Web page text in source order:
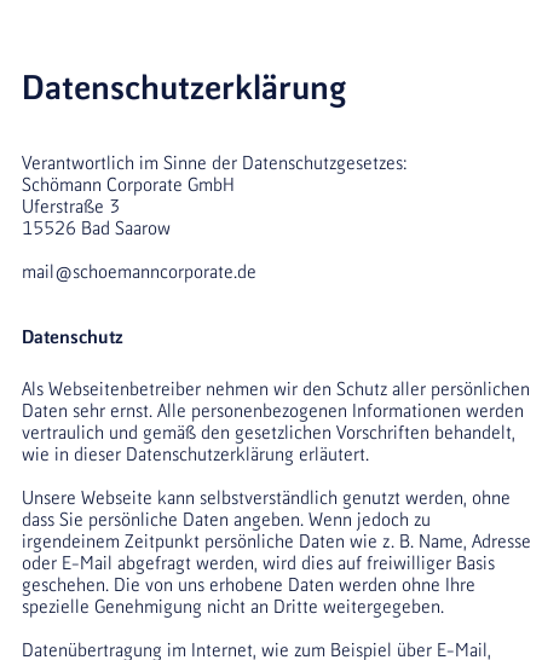
Datenschutzerklärung
Verantwortlich im Sinne der Datenschutzgesetzes:
Schömann Corporate GmbH
Uferstraße 3
15526 Bad Saarow
mail@schoemanncorporate.de
Datenschutz
Als Webseitenbetreiber nehmen wir den Schutz aller persönlichen
Daten sehr ernst. Alle personenbezogenen Informationen werden
vertraulich und gemäß den gesetzlichen Vorschriften behandelt,
wie in dieser Datenschutzerklärung erläutert.
Unsere Webseite kann selbstverständlich genutzt werden, ohne
dass Sie persönliche Daten angeben. Wenn jedoch zu
irgendeinem Zeitpunkt persönliche Daten wie z. B. Name, Adresse
oder E-Mail abgefragt werden, wird dies auf freiwilliger Basis
geschehen. Die von uns erhobene Daten werden ohne Ihre
spezielle Genehmigung nicht an Dritte weitergegeben.
Datenübertragung im Internet, wie zum Beispiel über E-Mail,